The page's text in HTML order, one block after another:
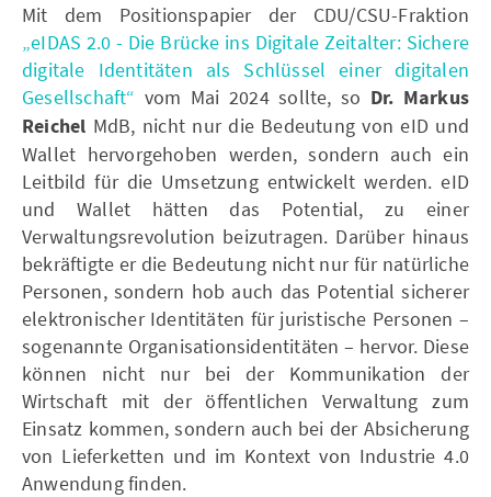
Mit dem Positionspapier der CDU/CSU-Fraktion
„eIDAS 2.0 - Die Brücke ins Digitale Zeitalter: Sichere
digitale Identitäten als Schlüssel einer digitalen
Gesellschaft“ vom Mai 2024 sollte, so Dr. Markus
Reichel MdB, nicht nur die Bedeutung von eID und
Wallet hervorgehoben werden, sondern auch ein
Leitbild für die Umsetzung entwickelt werden. eID
und Wallet hätten das Potential, zu einer
Verwaltungsrevolution beizutragen. Darüber hinaus
bekräftigte er die Bedeutung nicht nur für natürliche
Personen, sondern hob auch das Potential sicherer
elektronischer Identitäten für juristische Personen –
sogenannte Organisationsidentitäten – hervor. Diese
können nicht nur bei der Kommunikation der
Wirtschaft mit der öffentlichen Verwaltung zum
Einsatz kommen, sondern auch bei der Absicherung
von Lieferketten und im Kontext von Industrie 4.0
Anwendung finden.